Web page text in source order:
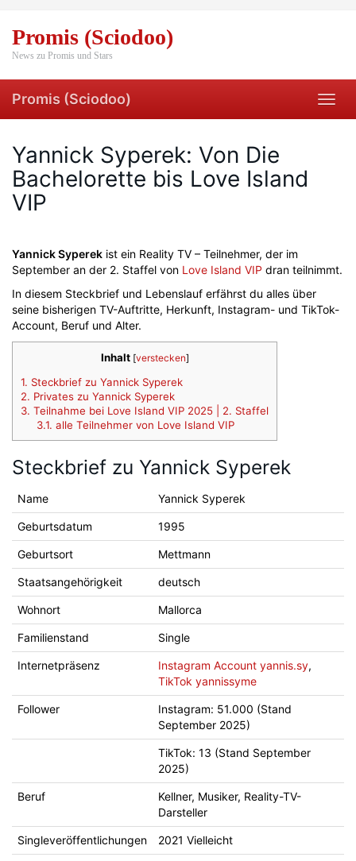
main
content
Promis (Sciodoo)
News zu Promis und Stars
Promis (Sciodoo)
Yannick Syperek: Von Die
Bachelorette bis Love Island
VIP
Yannick Syperek ist ein Reality TV – Teilnehmer, der im
September an der 2. Staffel von Love Island VIP dran teilnimmt.
In diesem Steckbrief und Lebenslauf erfährst du alles über
seine bisherigen TV-Auftritte, Herkunft, Instagram- und TikTok-
Account, Beruf und Alter.
Inhalt [verstecken]
1. Steckbrief zu Yannick Syperek
2. Privates zu Yannick Syperek
3. Teilnahme bei Love Island VIP 2025 | 2. Staffel
3.1. alle Teilnehmer von Love Island VIP
Steckbrief zu Yannick Syperek
Name Yannick Syperek
Geburtsdatum 1995
Geburtsort Mettmann
Staatsangehörigkeit deutsch
Wohnort Mallorca
Familienstand Single
Internetpräsenz Instagram Account yannis.sy,
TikTok yannissyme
Follower
Instagram: 51.000 (Stand
September 2025)
TikTok: 13 (Stand September
2025)
Beruf
Kellner, Musiker, Reality-TV-
Darsteller
Singleveröffentlichungen 2021 Vielleicht